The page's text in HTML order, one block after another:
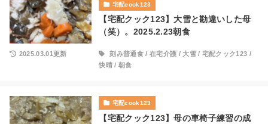
宅配cook123
【宅配クック123】大雪と勘違いした母
（笑）。2025.2.23朝食
2025.03.01更新 刻み普通食/ 在宅介護 / 大雪/ 宅配クック123 /
快晴/ 朝食
宅配cook123
【宅配クック123】母の車椅子練習の成